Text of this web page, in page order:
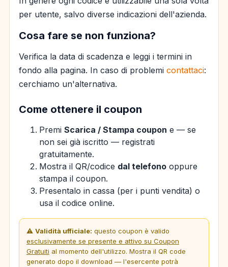
per utente, salvo diverse indicazioni dell'azienda.
Cosa fare se non funziona?
Verifica la data di scadenza e leggi i termini in
fondo alla pagina. In caso di problemi contattaci:
cerchiamo un'alternativa.
Come ottenere il coupon
Premi Scarica / Stampa coupon e — se
non sei già iscritto — registrati
gratuitamente.
Mostra il QR/codice dal telefono oppure
stampa il coupon.
Presentalo in cassa (per i punti vendita) o
usa il codice online.
⚠️ Validità ufficiale: questo coupon è valido
esclusivamente se presente e attivo su Coupon
Gratuiti al momento dell'utilizzo. Mostra il QR code
generato dopo il download — l'esercente potrà